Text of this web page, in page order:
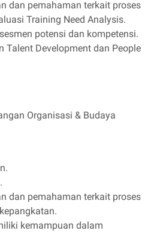
dan pemahaman terkait proses
Training Need Analysis.
potensi dan kompetensi.
Talent Development dan People
Organisasi & Budaya
dan pemahaman terkait proses
kemampuan dalam